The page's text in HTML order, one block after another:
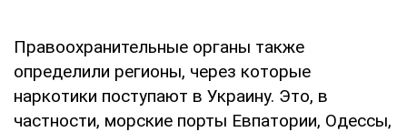
Правоохранительные органы также
определили регионы, через которые
наркотики поступают в Украину. Это, в
частности, морские порты Евпатории, Одессы,